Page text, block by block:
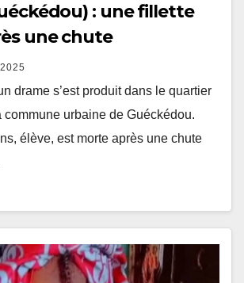
: une fillette
une chute
drame s’est produit dans le quartier
commune urbaine de Guéckédou.
élève, est morte après une chute